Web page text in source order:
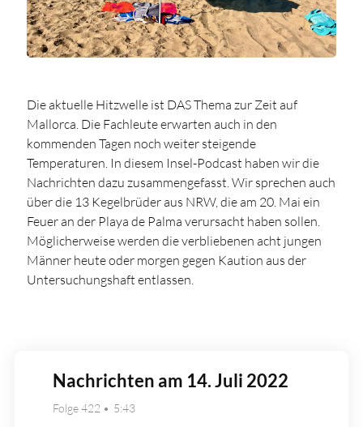
Die aktuelle Hitzwelle ist DAS Thema zur Zeit auf
Mallorca. Die Fachleute erwarten auch in den
kommenden Tagen noch weiter steigende
Temperaturen. In diesem Insel-Podcast haben wir die
Nachrichten dazu zusammengefasst. Wir sprechen auch
über die 13 Kegelbrüder aus NRW, die am 20. Mai ein
Feuer an der Playa de Palma verursacht haben sollen.
Möglicherweise werden die verbliebenen acht jungen
Männer heute oder morgen gegen Kaution aus der
Untersuchungshaft entlassen.
Nachrichten am 14. Juli 2022
Folge 422 5:43